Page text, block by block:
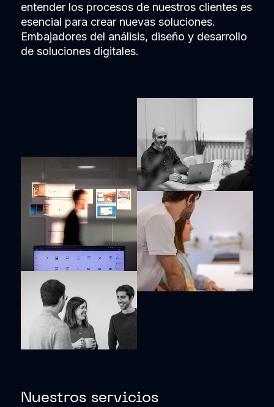
entender los procesos de nuestros clientes es
esencial para crear nuevas soluciones.
Embajadores del análisis, diseño y desarrollo
de soluciones digitales.
Nuestros servicios